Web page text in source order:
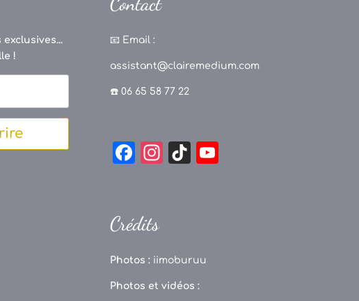
!
📧 Email :
assistant@clairemedium.com
☎️ 06 65 58 77 22
F
e
o
o
In
a
m
Ti
Crédits
Photos : iimoburuu
Photos et vidéos :